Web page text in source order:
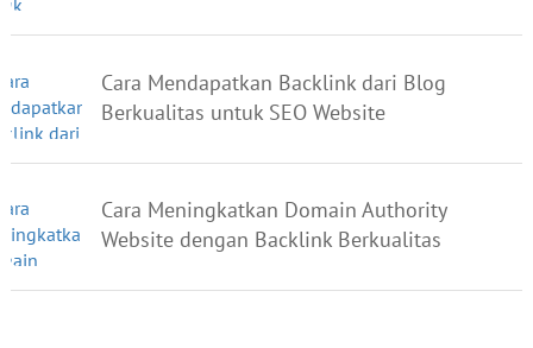
Cara Mendapatkan Backlink dari Blog
Berkualitas untuk SEO Website
Cara Meningkatkan Domain Authority
Website dengan Backlink Berkualitas